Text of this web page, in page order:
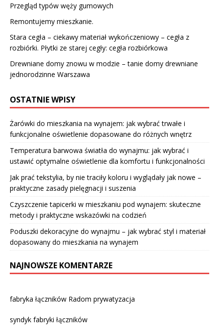
Przegląd typów węży gumowych
Remontujemy mieszkanie.
Stara cegła – ciekawy materiał wykończeniowy – cegła z
rozbiórki. Płytki ze starej cegły: cegła rozbiórkowa
Drewniane domy znowu w modzie – tanie domy drewniane
jednorodzinne Warszawa
OSTATNIE WPISY
Żarówki do mieszkania na wynajem: jak wybrać trwałe i
funkcjonalne oświetlenie dopasowane do różnych wnętrz
Temperatura barwowa światła do wynajmu: jak wybrać i
ustawić optymalne oświetlenie dla komfortu i funkcjonalności
Jak prać tekstylia, by nie traciły koloru i wyglądały jak nowe –
praktyczne zasady pielęgnacji i suszenia
Czyszczenie tapicerki w mieszkaniu pod wynajem: skuteczne
metody i praktyczne wskazówki na codzień
Poduszki dekoracyjne do wynajmu – jak wybrać styl i materiał
dopasowany do mieszkania na wynajem
NAJNOWSZE KOMENTARZE
fabryka łączników Radom prywatyzacja
syndyk fabryki łączników